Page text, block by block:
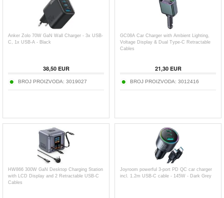
Anker Zolo 70W GaN Wall Charger - 3x USB-
C, 1x USB-A - Black
38,50EUR
BROJ PROIZVODA: 3019027
GC08A Car Charger with Ambient Lighting,
Voltage Display & Dual Type-C Retractable
Cables
21,30EUR
BROJ PROIZVODA: 3012416
HW866 300W GaN Desktop Charging Station
with LCD Display and 2 Retractable USB-C
Cables
Joyroom powerful 3-port PD QC car charger
incl. 1.2m USB-C cable - 145W - Dark Grey